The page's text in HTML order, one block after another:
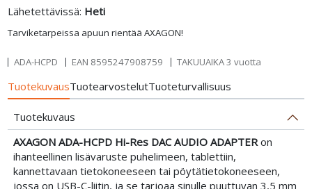
Tarviketarpeissa apuun rientää AXAGON!
Lähetettävissä: Heti
ADA-HCPD EAN 8595247908759 TAKUUAIKA 3 vuotta
TuotekuvausTuotearvostelutTuoteturvallisuus
Tuotekuvaus
AXAGON ADA-HCPD Hi-Res DAC AUDIO ADAPTERon
ihanteellinen lisävaruste puhelimeen, tablettiin,
kannettavaan tietokoneeseen tai pöytätietokoneeseen,
jossa on USB-C-liitin, ja se tarjoaa sinulle puuttuvan 3,5 mm